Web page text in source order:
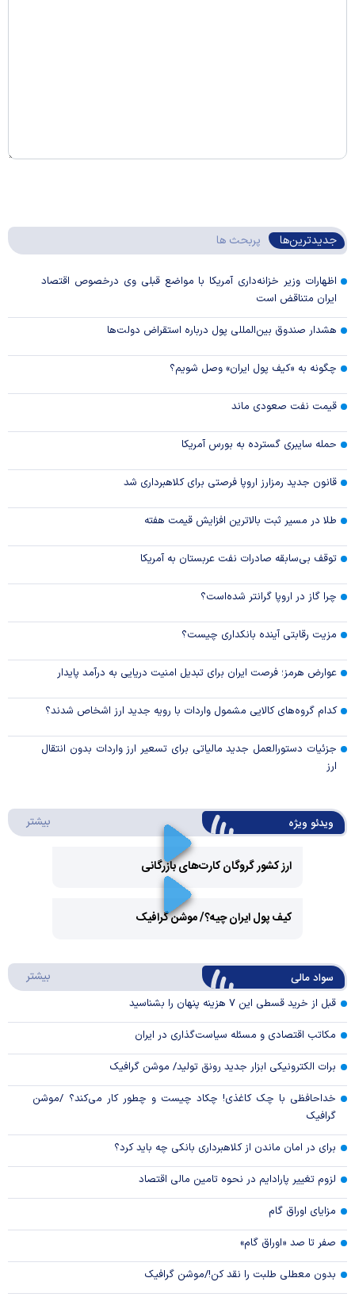
جدیدترین‌ها پربحث ها
اظهارات وزیر خزانه‌داری آمریکا با مواضع قبلی وی درخصوص اقتصاد
ایران متناقض است
هشدار صندوق بین‌المللی پول درباره استقراض دولت‌ها
چگونه به «کیف پول ایران» وصل شویم؟
قیمت نفت صعودی ماند
حمله سایبری گسترده به بورس آمریکا
قانون جدید رمزارز اروپا فرصتی برای کلاهبرداری شد
طلا در مسیر ثبت بالاترین افزایش قیمت هفته
توقف بی‌سابقه صادرات نفت عربستان به آمریکا
چرا گاز در اروپا گرانتر شده‌است؟
مزیت رقابتی آینده بانکداری چیست؟
عوارض هرمز؛ فرصت ایران برای تبدیل امنیت دریایی به درآمد پایدار
کدام گروه‌های کالایی مشمول واردات با رویه جدید ارز اشخاص شدند؟
جزئیات دستورالعمل جدید مالیاتی برای تسعیر ارز واردات بدون انتقال
ارز
ویدئو ویژه بیشتر
ارز کشور گروگان کارت‌های بازرگانی
Video
کیف پول ایران چیه؟/ موشن گرافیک
سواد مالی بیشتر
قبل از خرید قسطی این ۷ هزینه پنهان را بشناسید
مکاتب اقتصادی و مسئله سیاست‌گذاری در ایران
برات الکترونیکی ابزار جدید رونق تولید/ موشن گرافیک
خداحافظی با چک کاغذی! چکاد چیست و چطور کار می‌کند؟ /موشن
گرافیک
برای در امان ماندن از کلاهبرداری بانکی چه باید کرد؟
لزوم تغییر پارادایم در نحوه تامین مالی اقتصاد
مزایای اوراق گام
صفر تا صد «اوراق گام»
بدون معطلی طلبت را نقد کن!/موشن گرافیک